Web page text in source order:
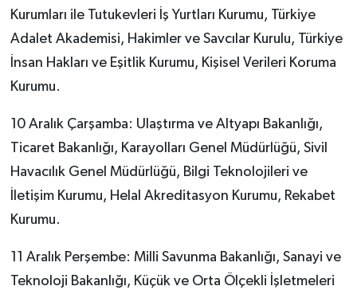
Kurumları ile Tutukevleri İş Yurtları Kurumu, Türkiye
Adalet Akademisi, Hakimler ve Savcılar Kurulu, Türkiye
İnsan Hakları ve Eşitlik Kurumu, Kişisel Verileri Koruma
Kurumu.
10 Aralık Çarşamba: Ulaştırma ve Altyapı Bakanlığı,
Ticaret Bakanlığı, Karayolları Genel Müdürlüğü, Sivil
Havacılık Genel Müdürlüğü, Bilgi Teknolojileri ve
İletişim Kurumu, Helal Akreditasyon Kurumu, Rekabet
Kurumu.
11 Aralık Perşembe: Milli Savunma Bakanlığı, Sanayi ve
Teknoloji Bakanlığı, Küçük ve Orta Ölçekli İşletmeleri